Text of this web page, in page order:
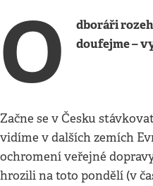
O
dboráři
doufejme –
Začne se v Česku
vidíme v dalších zemích
ochromení veřejné
hrozili na toto pondělí (v